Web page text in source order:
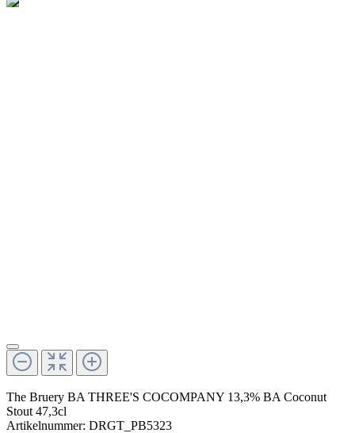
The Bruery BA THREE'S COCOMPANY 13,3% BA Coconut
Stout 47,3cl
Artikelnummer: DRGT_PB5323